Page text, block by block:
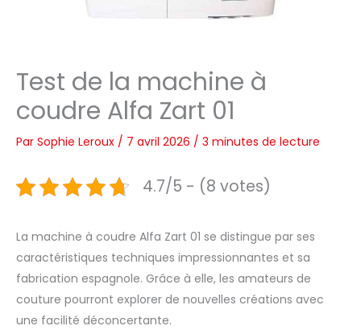
Test de la machine à
coudre Alfa Zart 01
Par Sophie Leroux / 7 avril 2026 / 3 minutes de lecture
4.7/5 - (8 votes)
La machine à coudre Alfa Zart 01 se distingue par ses
caractéristiques techniques impressionnantes et sa
fabrication espagnole. Grâce à elle, les amateurs de
couture pourront explorer de nouvelles créations avec
une facilité déconcertante.